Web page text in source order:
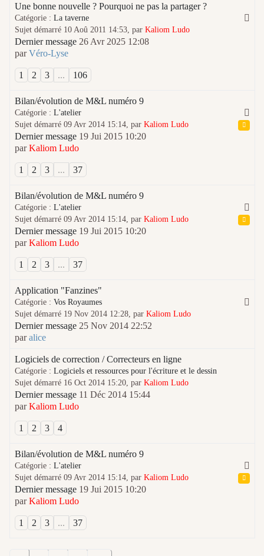
Une bonne nouvelle ? Pourquoi ne pas la partager ?
Catégorie : La taverne
Sujet démarré 10 Aoû 2011 14:53, par Kaliom Ludo
Dernier message 26 Avr 2025 12:08
parVéro-Lyse
1 2 3 ... 106
Bilan/évolution de M&L numéro 9
Catégorie : L'atelier
Sujet démarré 09 Avr 2014 15:14, par Kaliom Ludo
Dernier message 19 Jui 2015 10:20
parKaliom Ludo
1 2 3 ... 37
Bilan/évolution de M&L numéro 9
Catégorie : L'atelier
Sujet démarré 09 Avr 2014 15:14, par Kaliom Ludo
Dernier message 19 Jui 2015 10:20
parKaliom Ludo
1 2 3 ... 37
Application "Fanzines"
Catégorie : Vos Royaumes
Sujet démarré 19 Nov 2014 12:28, par Kaliom Ludo
Dernier message 25 Nov 2014 22:52
paralice
Logiciels de correction / Correcteurs en ligne
Catégorie : Logiciels et ressources pour l'écriture et le dessin
Sujet démarré 16 Oct 2014 15:20, par Kaliom Ludo
Dernier message 11 Déc 2014 15:44
parKaliom Ludo
1 2 3 4
Bilan/évolution de M&L numéro 9
Catégorie : L'atelier
Sujet démarré 09 Avr 2014 15:14, par Kaliom Ludo
Dernier message 19 Jui 2015 10:20
parKaliom Ludo
1 2 3 ... 37